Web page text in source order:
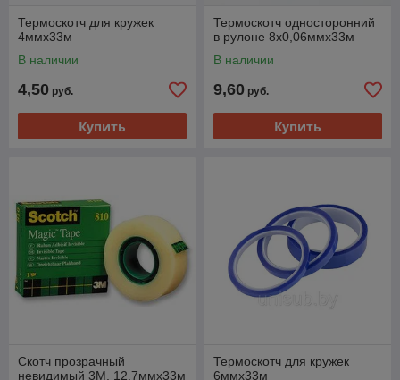
Термоскотч для кружек
4ммх33м
В наличии
4,50 руб.
Купить
Термоскотч односторонний
в рулоне 8х0,06ммх33м
В наличии
9,60 руб.
Купить
Скотч прозрачный
невидимый 3М, 12,7ммх33м
Термоскотч для кружек
6ммх33м